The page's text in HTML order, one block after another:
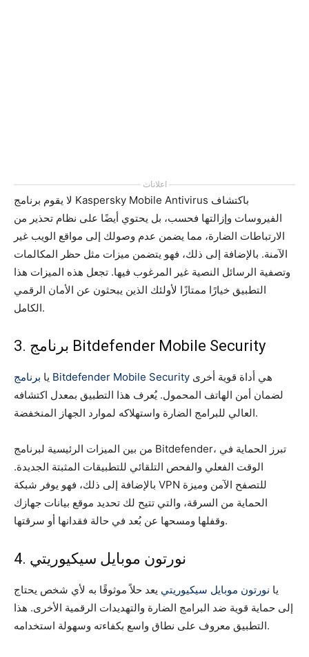
اعلانات
لا يقوم برنامج Kaspersky Mobile Antivirus باكتشاف
الفيروسات وإزالتها فحسب، بل يحتوي أيضًا على نظام تحذير من
الارتباطات الضارة، مما يضمن عدم وصولك إلى مواقع الويب غير
الآمنة. بالإضافة إلى ذلك، فهو يتضمن ميزات مثل حظر المكالمات
وتصفية الرسائل النصية غير المرغوب فيها. تجعل هذه الميزات هذا
التطبيق خيارًا ممتازًا لأولئك الذين يبحثون عن الأمان الرقمي
الكامل.
3. برنامج Bitdefender Mobile Security
يا برنامج Bitdefender Mobile Security
لضمان أمن الهاتف المحمول. يُعرف هذا التطبيق بمعدل اكتشافه
العالي للبرامج الضارة واستهلاكه لموارد الجهاز المنخفضة.
من بين الميزات الرئيسية لبرنامج Bitdefender، تبرز الحماية في
الوقت الفعلي والفحص التلقائي للتطبيقات المثبتة الجديدة.
بالإضافة إلى ذلك، فهو يوفر شبكة VPN للتصفح الآمن وميزة
الحماية من السرقة، والتي تتيح لك تحديد موقع بيانات جهازك
وقفلها ومسحها عن بُعد في حالة فقدانها أو سرقتها.
4. نورتون موبايل سيكيوريتي
يا نورتون موبايل سيكيوريتي يعد حلاً موثوقًا به لأي شخص يحتاج
إلى حماية قوية ضد البرامج الضارة والتهديدات الرقمية الأخرى. هذا
التطبيق معروف على نطاق واسع بكفاءته وسهولة استخدامه.